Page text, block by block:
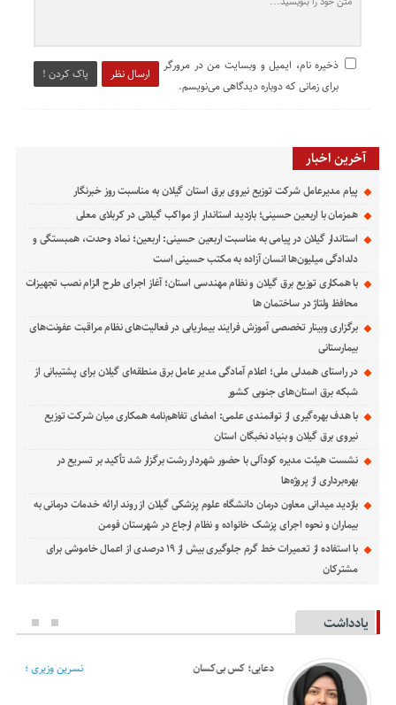
ارسال نظر پاک کردن !
ذخیره نام، ایمیل و وبسایت من در مرورگر
برای زمانی که دوباره دیدگاهی می‌نویسم.
آخرین اخبار
پیام مدیرعامل شركت توزیع نیروی برق استان گیلان به مناسبت روز خبرنگار ‌
همزمان با اربعین حسینی؛ بازدید استاندار از مواکب گیلانی در کربلای معلی
استاندار گیلان در پیامی به مناسبت اربعین حسینی: اربعین؛ نماد وحدت، همبستگی و
دلدادگی میلیون‌ها انسان آزاده به مکتب حسینی است
با همکاری توزیع برق گیلان و نظام مهندسی استان؛ آغاز اجرای طرح الزام نصب تجهیزات
محافظ ولتاژ در ساختمان ها
برگزاری وبینار تخصصی آموزش فرایند بیماریابی در فعالیت‌های نظام مراقبت عفونت‌های
بیمارستانی
در راستای همدلی ملی؛ اعلام آمادگی مدیر عامل برق منطقه‌ای گیلان برای پشتیبانی از
شبكه برق استان‌های جنوبی كشور
با هدف بهره‌گیری از توانمندی علمی: امضای تفاهم‌نامه همكاری میان شركت توزیع
نیروی برق گیلان و بنیاد نخبگان استان
نشست هیئت مدیره کودآلی با حضور شهردار رشت برگزار شد تأکید بر تسریع در
بهره‌برداری از پروژه‌ها
بازدید میدانی معاون درمان دانشگاه علوم پزشکی گیلان از روند ارائه خدمات درمانی به
بیماران و نحوه اجرای پزشک خانواده و نظام ارجاع در شهرستان فومن
با استفاده از تعمیرات خط گرم جلوگیری بیش از ۱۹ درصدی از اعمال خاموشی برای
مشتركان
یادداشت
دعایی؛ کس بی‌کسان نسرین وزیری ؛